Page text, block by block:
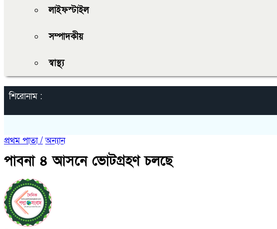
লাইফস্টাইল
সম্পাদকীয়
স্বাস্থ্য
শিরোনাম :
প্রথম পাতা / অন্যান
পাবনা ৪ আসনে ভোটগ্রহণ চলছে